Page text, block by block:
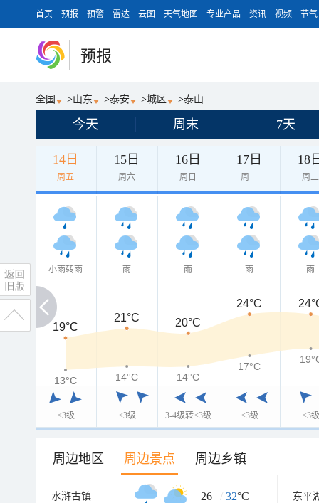
首页 预报 预警 雷达 云图 天气地图 专业产品 资讯 视频 节气
预报
全国 >山东 >泰安 >城区 >泰山
今天 周末 7天
14日
周五
15日
周六
16日
周日
17日
周一
18
周二
小雨转雨
<3级
雨
<3级
雨
3-4级转<3级
雨
<3级
雨
<3级
19°C
19°C
21°C 20°C
24°C
13°C
13°C 14°C 14°C
17°C
周边地区 周边景点 周边乡镇
水浒古镇 26 / 32°C 东平